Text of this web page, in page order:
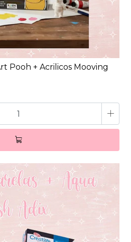
Pooh + Acrilicos Mooving
+